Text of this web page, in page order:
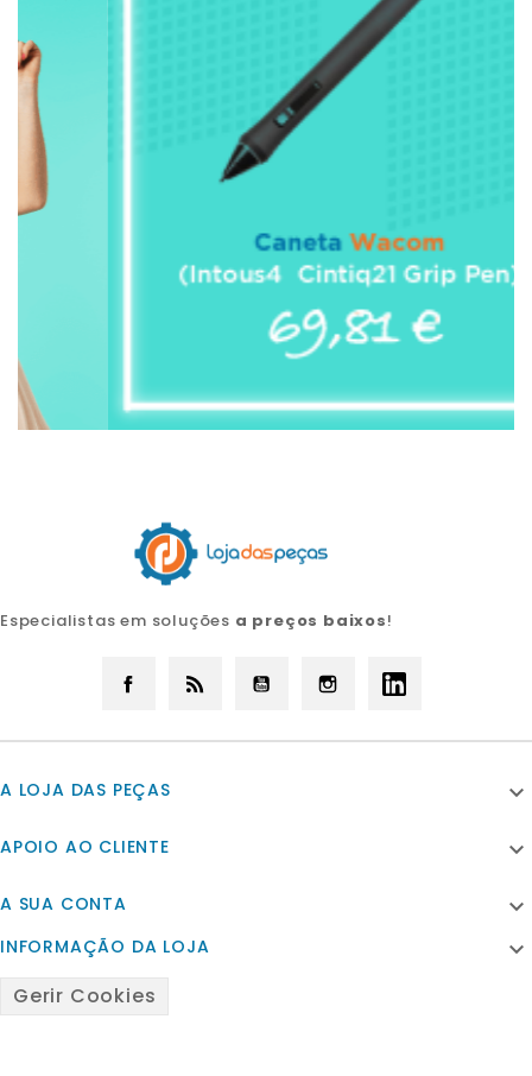
Especialistas em soluções a preços baixos!
Facebook YouTube Instagram
A LOJA DAS PEÇAS 
APOIO AO CLIENTE 
A SUA CONTA 
INFORMAÇÃO DA LOJA 
Gerir Cookies